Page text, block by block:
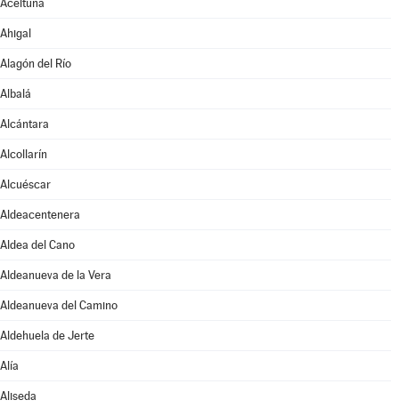
Aceituna
Ahigal
Alagón del Río
Albalá
Alcántara
Alcollarín
Alcuéscar
Aldeacentenera
Aldea del Cano
Aldeanueva de la Vera
Aldeanueva del Camino
Aldehuela de Jerte
Alía
Aliseda